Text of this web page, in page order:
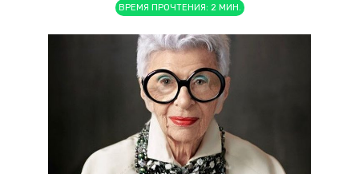
ВРЕМЯ ПРОЧТЕНИЯ: 2 МИН.